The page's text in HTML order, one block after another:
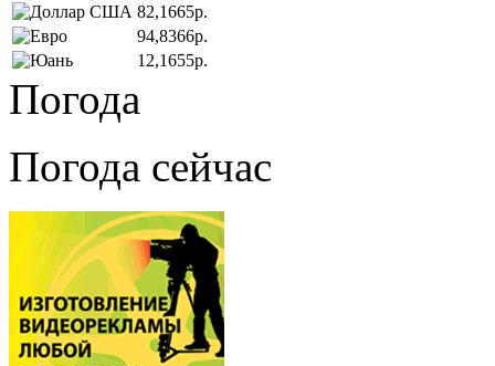
82,1665р.
94,8366р.
12,1655р.
Погода
Погода сейчас